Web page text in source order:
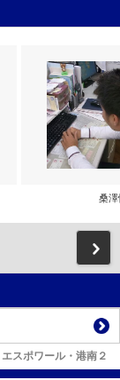
桑澤
エスポワール・港南２